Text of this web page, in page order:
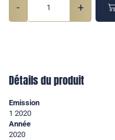
- +
Détails du produit
Emission
1 2020
Année
2020